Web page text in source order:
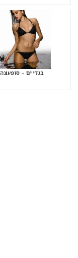
בגדי ים – סופעונה